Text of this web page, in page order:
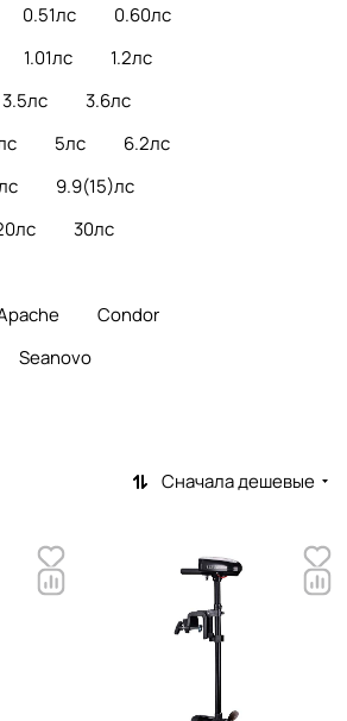
0.51лс
0.60лс
1.01лс
1.2лс
3.5лс
3.6лс
5лс
6.2лс
9.9(15)лс
30лс
Condor
Seanovo
Сначала дешевые